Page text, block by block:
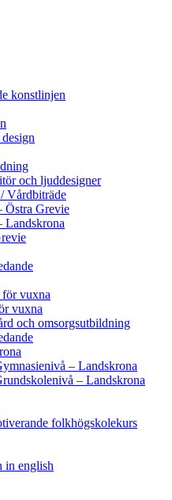
konstlinjen
och ljuddesigner
Vårdbiträde
Östra Grevie
Landskrona
vuxna
vuxna
och omsorgsutbildning
– Landskrona
– Landskrona
folkhögskolekurs
in english